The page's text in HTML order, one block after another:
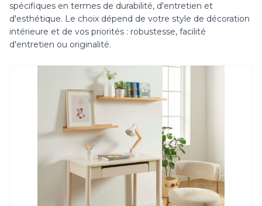
spécifiques en termes de durabilité, d'entretien et
d'esthétique. Le choix dépend de votre style de décoration
intérieure et de vos priorités : robustesse, facilité
d'entretien ou originalité.